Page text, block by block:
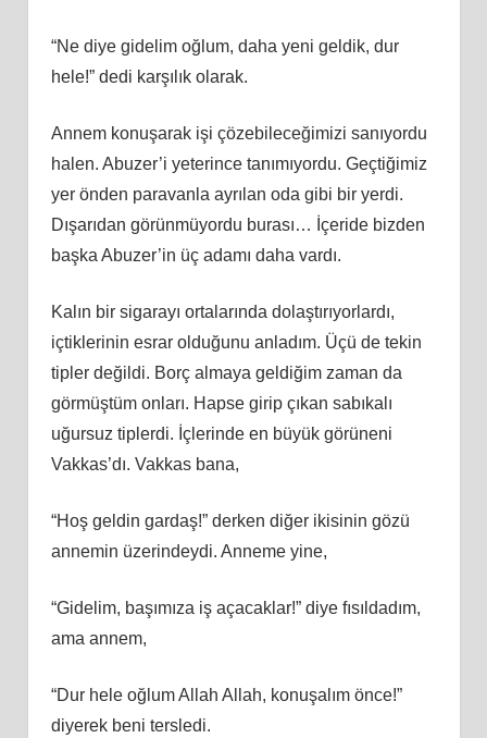
“Ne diye gidelim oğlum, daha yeni geldik, dur
hele!” dedi karşılık olarak.
Annem konuşarak işi çözebileceğimizi sanıyordu
halen. Abuzer’i yeterince tanımıyordu. Geçtiğimiz
yer önden paravanla ayrılan oda gibi bir yerdi.
Dışarıdan görünmüyordu burası… İçeride bizden
başka Abuzer’in üç adamı daha vardı.
Kalın bir sigarayı ortalarında dolaştırıyorlardı,
içtiklerinin esrar olduğunu anladım. Üçü de tekin
tipler değildi. Borç almaya geldiğim zaman da
görmüştüm onları. Hapse girip çıkan sabıkalı
uğursuz tiplerdi. İçlerinde en büyük görüneni
Vakkas’dı. Vakkas bana,
“Hoş geldin gardaş!” derken diğer ikisinin gözü
annemin üzerindeydi. Anneme yine,
“Gidelim, başımıza iş açacaklar!” diye fısıldadım,
ama annem,
“Dur hele oğlum Allah Allah, konuşalım önce!”
diyerek beni tersledi.